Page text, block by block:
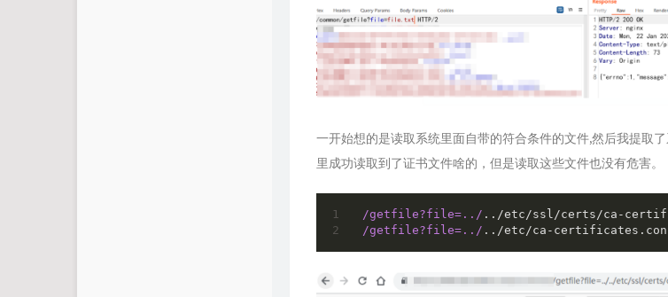
一开始想的是读取系统里面自带的符合条件的文件,然后我提取
里成功读取到了证书文件啥的，但是读取这些文件也没有危害。
/getfile?file=../
/getfile?file=../ ../etc/ca-